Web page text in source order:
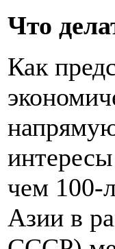
Что
Как
чем 100-
Азии в